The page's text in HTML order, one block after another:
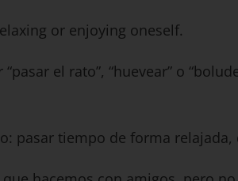
or enjoying oneself.
el rato”, “huevear” o
pasar tiempo de forma